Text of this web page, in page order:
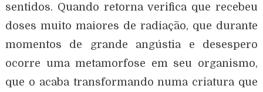
sentidos. Quando retorna verifica que recebeu
doses muito maiores de radiação, que durante
momentos de grande angústia e desespero
ocorre uma metamorfose em seu organismo,
que o acaba transformando numa criatura que